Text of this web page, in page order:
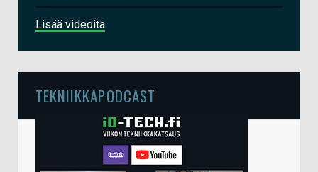
Lisää videoita
TEKNIIKKAPODCAST